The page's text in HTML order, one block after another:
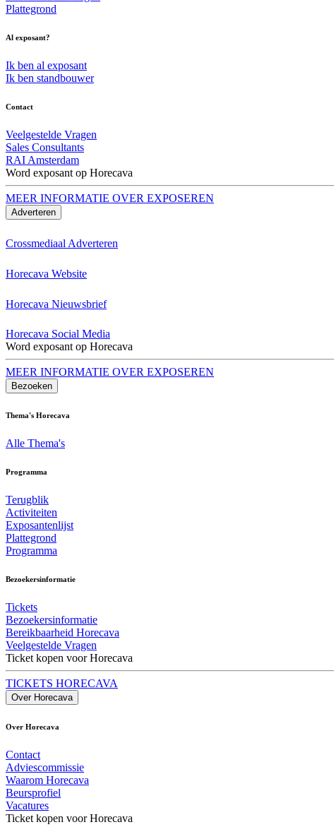
Plattegrond
Al exposant?
Ik ben al exposant
Ik ben standbouwer
Contact
Veelgestelde Vragen
Sales Consultants
RAI Amsterdam
Word exposant op Horecava
MEER INFORMATIE OVER EXPOSEREN
Adverteren
Crossmediaal Adverteren
Horecava Website
Horecava Nieuwsbrief
Horecava Social Media
Word exposant op Horecava
MEER INFORMATIE OVER EXPOSEREN
Bezoeken
Thema's Horecava
Alle Thema's
Programma
Terugblik
Activiteiten
Exposantenlijst
Plattegrond
Programma
Bezoekersinformatie
Tickets
Bezoekersinformatie
Bereikbaarheid Horecava
Veelgestelde Vragen
Ticket kopen voor Horecava
TICKETS HORECAVA
Over Horecava
Over Horecava
Contact
Adviescommissie
Waarom Horecava
Beursprofiel
Vacatures
Ticket kopen voor Horecava